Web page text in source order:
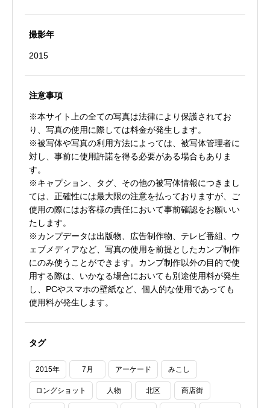
撮影年
2015
注意事項
※本サイト上の全ての写真は法律により保護されてお
り、写真の使用に際しては料金が発生します。
※被写体や写真の利用方法によっては、被写体管理者に
対し、事前に使用許諾を得る必要がある場合もありま
す。
※キャプション、タグ、その他の被写体情報につきまし
ては、正確性には最大限の注意を払っておりますが、ご
使用の際にはお客様の責任において事前確認をお願いい
たします。
※カンプデータは出版物、広告制作物、テレビ番組、ウ
ェブメディアなど、写真の使用を前提としたカンプ制作
にのみ使うことができます。カンプ制作以外の目的で使
用する際は、いかなる場合においても別途使用料が発生
し、PCやスマホの壁紙など、個人的な使用であっても
使用料が発生します。
タグ
2015年 7月 アーケード みこし
ロングショット 人物 北区 商店街